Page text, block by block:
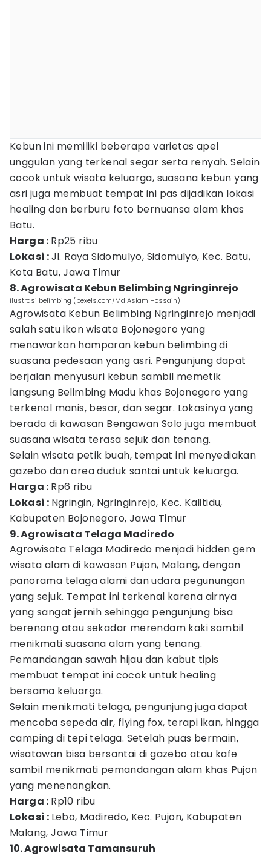
Kebun ini memiliki beberapa varietas apel
unggulan yang terkenal segar serta renyah. Selain
cocok untuk wisata keluarga, suasana kebun yang
asri juga membuat tempat ini pas dijadikan lokasi
healing dan berburu foto bernuansa alam khas
Batu.
Harga : Rp25 ribu
Lokasi :Jl. Raya Sidomulyo, Sidomulyo, Kec. Batu,
Kota Batu, Jawa Timur
8. Agrowisata Kebun Belimbing Ngringinrejo
ilustrasi belimbing (pexels.com/Md Aslam Hossain)
Agrowisata Kebun Belimbing Ngringinrejo menjadi
salah satu ikon wisata Bojonegoro yang
menawarkan hamparan kebun belimbing di
suasana pedesaan yang asri. Pengunjung dapat
berjalan menyusuri kebun sambil memetik
langsung Belimbing Madu khas Bojonegoro yang
terkenal manis, besar, dan segar. Lokasinya yang
berada di kawasan Bengawan Solo juga membuat
suasana wisata terasa sejuk dan tenang.
Selain wisata petik buah, tempat ini menyediakan
gazebo dan area duduk santai untuk keluarga.
Harga : Rp6 ribu
Lokasi : Ngringin, Ngringinrejo, Kec. Kalitidu,
Kabupaten Bojonegoro, Jawa Timur
9. Agrowisata Telaga Madiredo
Agrowisata Telaga Madiredo menjadi hidden gem
wisata alam di kawasan Pujon, Malang, dengan
panorama telaga alami dan udara pegunungan
yang sejuk. Tempat ini terkenal karena airnya
yang sangat jernih sehingga pengunjung bisa
berenang atau sekadar merendam kaki sambil
menikmati suasana alam yang tenang.
Pemandangan sawah hijau dan kabut tipis
membuat tempat ini cocok untuk healing
bersama keluarga.
Selain menikmati telaga, pengunjung juga dapat
mencoba sepeda air, flying fox, terapi ikan, hingga
camping di tepi telaga. Setelah puas bermain,
wisatawan bisa bersantai di gazebo atau kafe
sambil menikmati pemandangan alam khas Pujon
yang menenangkan.
Harga : Rp10 ribu
Lokasi : Lebo, Madiredo, Kec. Pujon, Kabupaten
Malang, Jawa Timur
10. Agrowisata Tamansuruh